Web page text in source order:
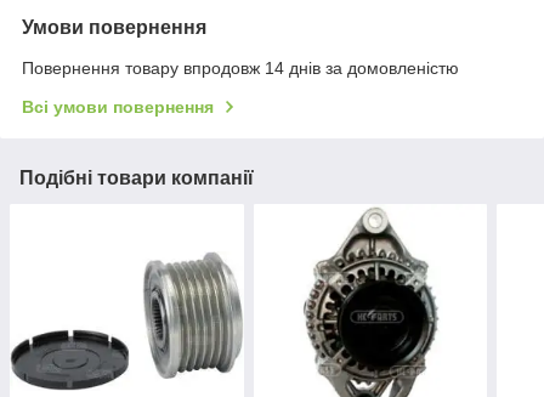
Умови повернення
Повернення товару впродовж 14 днів за домовленістю
Всі умови повернення
Подібні товари компанії